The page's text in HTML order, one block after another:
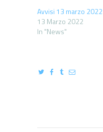
Avvisi 13 marzo 2022
13 Marzo 2022
In "News"